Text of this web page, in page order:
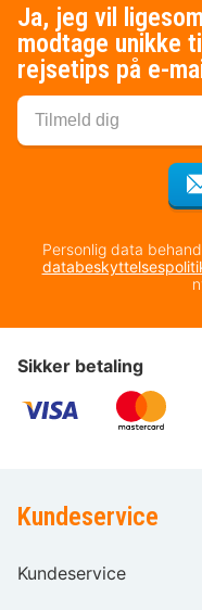
Ja, jeg vil
modtage unikke
rejsetips på e-
Personlig data
Sikker betaling
Kundeservice
Kundeservice